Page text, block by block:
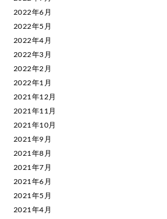
2022年6月
2022年5月
2022年4月
2022年3月
2022年2月
2022年1月
2021年12月
2021年11月
2021年10月
2021年9月
2021年8月
2021年7月
2021年6月
2021年5月
2021年4月